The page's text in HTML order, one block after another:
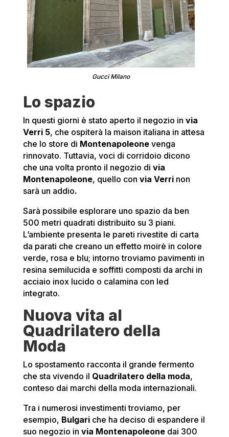
Gucci Milano
Lo spazio
In questi giorni è stato aperto il negozio in via
Verri 5, che ospiterà la maison italiana in attesa
che lo store di Montenapoleonevenga
rinnovato. Tuttavia, voci di corridoio dicono
che una volta pronto il negozio di via
Montenapoleone, quello con via Verrinon
sarà un addio.
Sarà possibile esplorare uno spazio da ben
500 metri quadrati distribuito su 3 piani.
L’ambiente presenta le pareti rivestite di carta
da parati che creano un effetto moirè in colore
verde, rosa e blu; intorno troviamo pavimenti in
resina semilucida e soffitti composti da archi in
acciaio inox lucido o calamina con led
integrato.
Nuova vita al
Quadrilatero della
Moda
Lo spostamento racconta il grande fermento
che sta vivendo il Quadrilatero della moda,
conteso dai marchi della moda internazionali.
Tra i numerosi investimenti troviamo, per
esempio, Bulgariche ha deciso di espandere il
suo negozio in via Montenapoleonedai 300